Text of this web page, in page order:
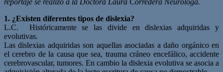
1. ¿Existen diferentes tipos de dislexia?
L.C. Históricamente se las divide en dislexias adquiridas y
evolutivas.
Las dislexias adquiridas son aquellas asociadas a daño orgánico en
el cerebro de la causa que sea, trauma cráneo encefálico, accidente
cerebrovascular, tumores. En cambio la dislexia evolutiva se asocia a